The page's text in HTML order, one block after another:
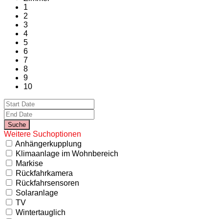
1
2
3
4
5
6
7
8
9
10
Weitere Suchoptionen
Anhängerkupplung
Klimaanlage im Wohnbereich
Markise
Rückfahrkamera
Rückfahrsensoren
Solaranlage
TV
Wintertauglich